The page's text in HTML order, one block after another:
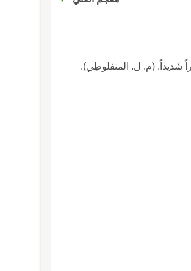
شَديداً. (م. ل. المنفلوطِي).